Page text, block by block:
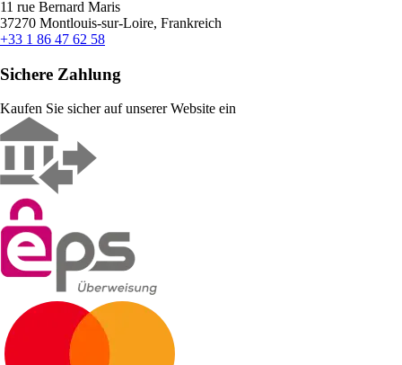
11 rue Bernard Maris
37270 Montlouis-sur-Loire, Frankreich
+33 1 86 47 62 58
Sichere Zahlung
Kaufen Sie sicher auf unserer Website ein